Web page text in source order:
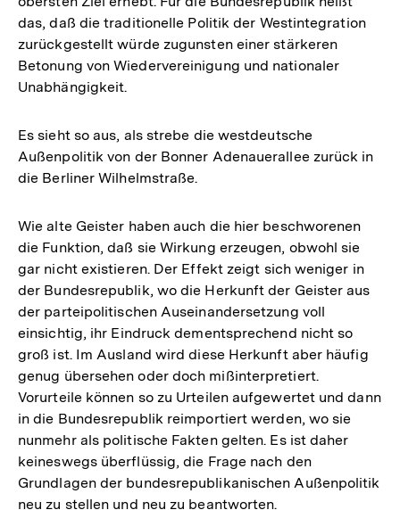
das, daß die traditionelle Politik der Westintegration
zurückgestellt würde zugunsten einer stärkeren
Betonung von Wiedervereinigung und nationaler
Unabhängigkeit.
Es sieht so aus, als strebe die westdeutsche
Außenpolitik von der Bonner Adenauerallee zurück in
die Berliner Wilhelmstraße.
Wie alte Geister haben auch die hier beschworenen
die Funktion, daß sie Wirkung erzeugen, obwohl sie
gar nicht existieren. Der Effekt zeigt sich weniger in
der Bundesrepublik, wo die Herkunft der Geister aus
der parteipolitischen Auseinandersetzung voll
einsichtig, ihr Eindruck dementsprechend nicht so
groß ist. Im Ausland wird diese Herkunft aber häufig
genug übersehen oder doch mißinterpretiert.
Vorurteile können so zu Urteilen aufgewertet und dann
in die Bundesrepublik reimportiert werden, wo sie
nunmehr als politische Fakten gelten. Es ist daher
keineswegs überflüssig, die Frage nach den
Grundlagen der bundesrepublikanischen Außenpolitik
neu zu stellen und neu zu beantworten.